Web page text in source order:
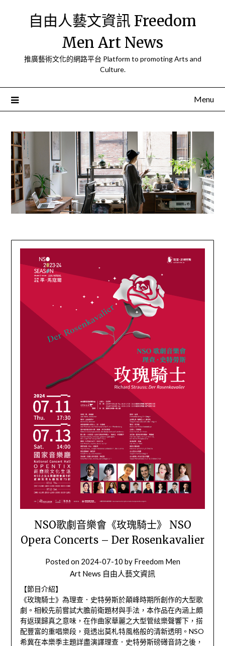
自由人藝文資訊 Freedom
Men Art News
推廣藝術文化的網路平台 Platform to promoting Arts and
Culture.
Menu
NSO歌劇音樂會《玫瑰騎士》 NSO
Opera Concerts – Der Rosenkavalier
Posted on 2024-07-10 by Freedom Men
Art News 自由人藝文資訊
【節目介紹】
《玫瑰騎士》為理查．史特勞斯於顛峰時期所創作的大型歌
劇。相較先前嘗試大膽前衛題材與手法，本作品在內涵上頗
有返璞歸真之意味，在作曲家華麗之大型管絃樂聲響下，搭
配豐富的重唱樂段，竟透出莫札特風格般的清新透明。NSO
希冀在本樂季主題詳盡演譯理查．史特勞斯磅礡音詩之後，